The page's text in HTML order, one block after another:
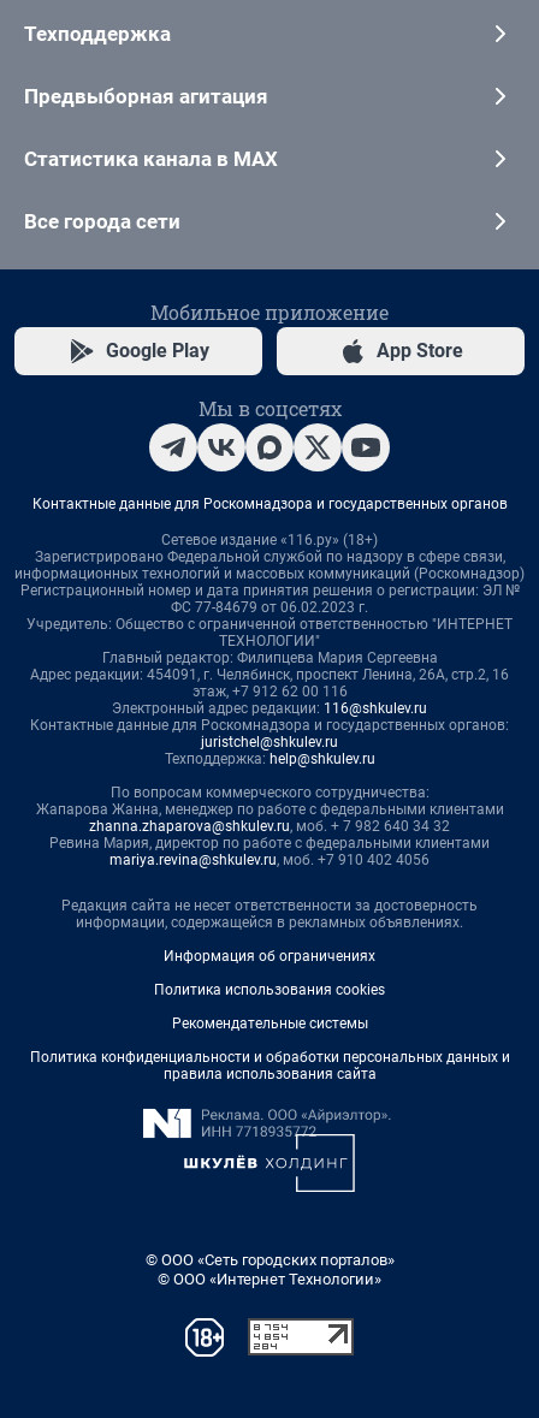
Техподдержка
Предвыборная агитация
Статистика канала в MAX
Все города сети
Мобильное приложение
Google Play App Store
Мы в соцсетях
Контактные данные для Роскомнадзора и государственных органов
Сетевое издание «116.ру» (18+)
Зарегистрировано Федеральной службой по надзору в сфере связи,
информационных технологий и массовых коммуникаций (Роскомнадзор)
Регистрационный номер и дата принятия решения о регистрации: ЭЛ №
ФС 77-84679 от 06.02.2023 г.
Учредитель: Общество с ограниченной ответственностью "ИНТЕРНЕТ
ТЕХНОЛОГИИ"
Главный редактор: Филипцева Мария Сергеевна
Адрес редакции: 454091, г. Челябинск, проспект Ленина, 26А, стр.2, 16
этаж, +7 912 62 00 116
Электронный адрес редакции: 116@shkulev.ru
Контактные данные для Роскомнадзора и государственных органов:
juristchel@shkulev.ru
Техподдержка: help@shkulev.ru
По вопросам коммерческого сотрудничества:
Жапарова Жанна, менеджер по работе с федеральными клиентами
zhanna.zhaparova@shkulev.ru, моб. + 7 982 640 34 32
Ревина Мария, директор по работе с федеральными клиентами
mariya.revina@shkulev.ru, моб. +7 910 402 4056
Редакция сайта не несет ответственности за достоверность
информации, содержащейся в рекламных объявлениях.
Информация об ограничениях
Политика использования cookies
Рекомендательные системы
Политика конфиденциальности и обработки персональных данных и
правила использования сайта
© ООО «Сеть городских порталов»
© ООО «Интернет Технологии»